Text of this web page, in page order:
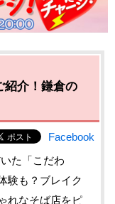
紹介！鎌倉の
Facebook
た「こだわ
験も？ブレイク
れなそば店をピ